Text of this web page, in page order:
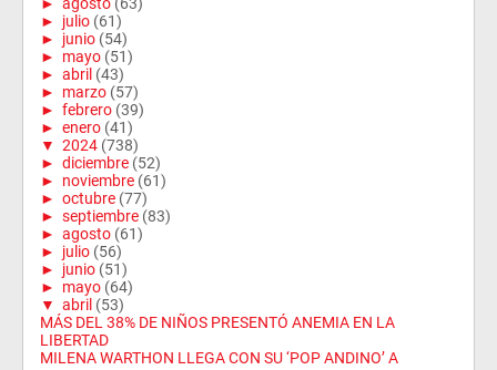
► julio (61)
► junio (54)
► mayo (51)
► abril (43)
► marzo (57)
► febrero (39)
► enero (41)
▼ 2024 (738)
► diciembre (52)
► noviembre (61)
► octubre (77)
► septiembre (83)
► agosto (61)
► julio (56)
► junio (51)
► mayo (64)
▼ abril (53)
MÁS DEL 38% DE NIÑOS PRESENTÓ ANEMIA EN LA
LIBERTAD
MILENA WARTHON LLEGA CON SU ‘POP ANDINO’ A